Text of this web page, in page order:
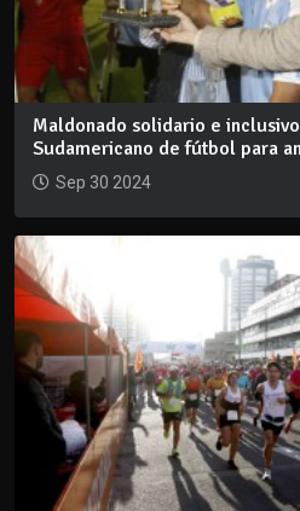
Maldonado solidario e
Sudamericano de fútbol para
Sep 30 2024